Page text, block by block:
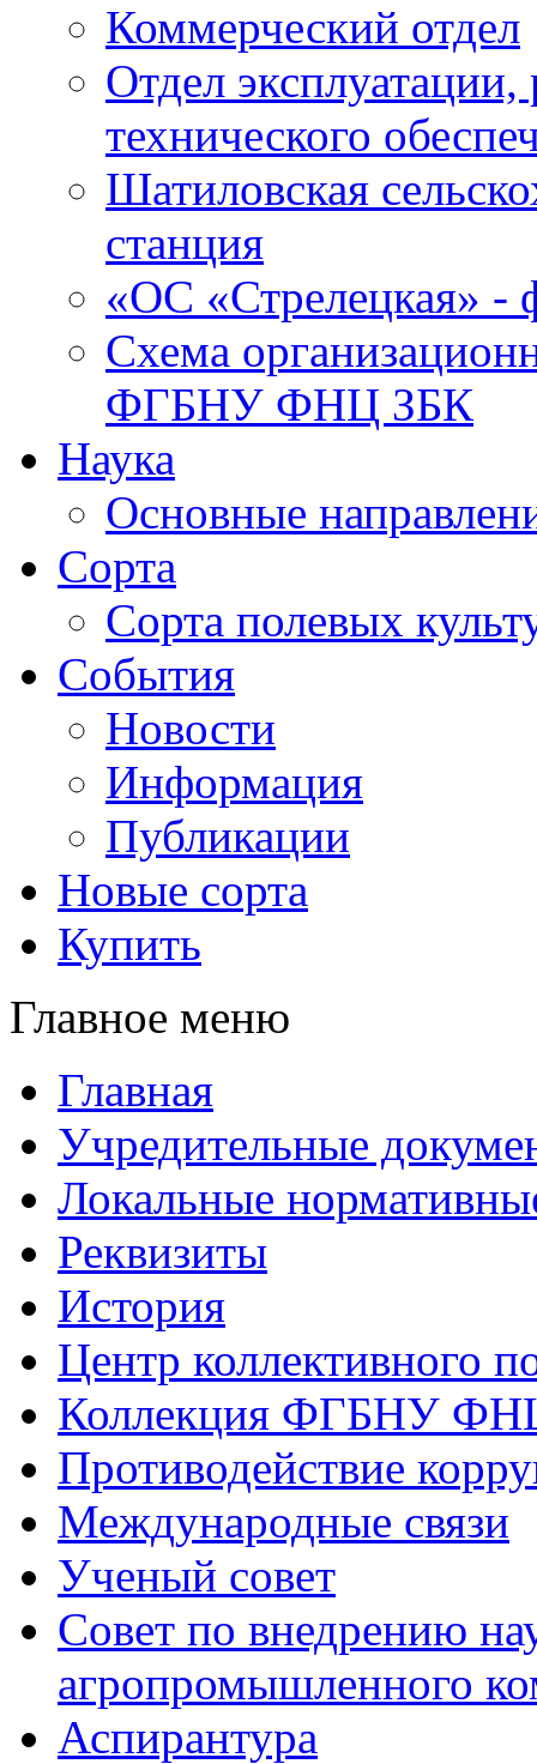
Коммерческий отдел
Отдел
технического
Шатиловская
станция
«ОС «Стрелецкая»
Схема
ФГБНУ ФНЦ ЗБК
Наука
Основные
Сорта
Сорта полевых
События
Новости
Информация
Публикации
Новые сорта
Купить
Главное меню
Главная
Учредительные
Локальные
Реквизиты
История
Центр коллективного
Коллекция ФГБНУ
Противодействие
Международные связи
Ученый совет
Совет по внедрению
агропромышленного
Аспирантура